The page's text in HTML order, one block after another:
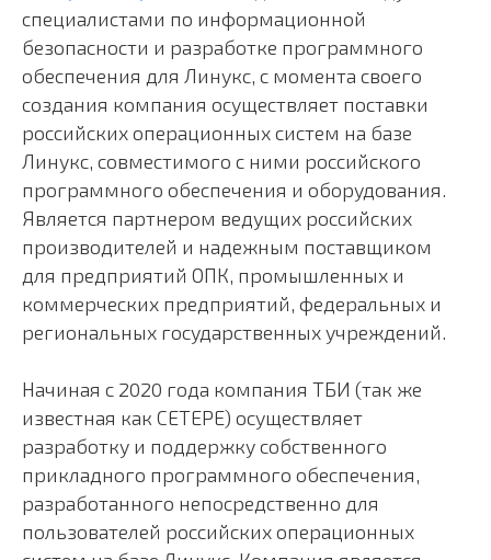
специалистами по информационной
безопасности и разработке программного
обеспечения для Линукс, с момента своего
создания компания осуществляет поставки
российских операционных систем на базе
Линукс, совместимого с ними российского
программного обеспечения и оборудования.
Является партнером ведущих российских
производителей и надежным поставщиком
для предприятий ОПК, промышленных и
коммерческих предприятий, федеральных и
региональных государственных учреждений.
Начиная с 2020 года компания ТБИ (так же
известная как СЕТЕРЕ) осуществляет
разработку и поддержку собственного
прикладного программного обеспечения,
разработанного непосредственно для
пользователей российских операционных